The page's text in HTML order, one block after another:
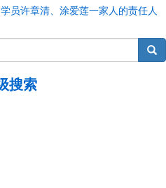
员许章清、涂爱莲一家人的责任人
搜索
搜索